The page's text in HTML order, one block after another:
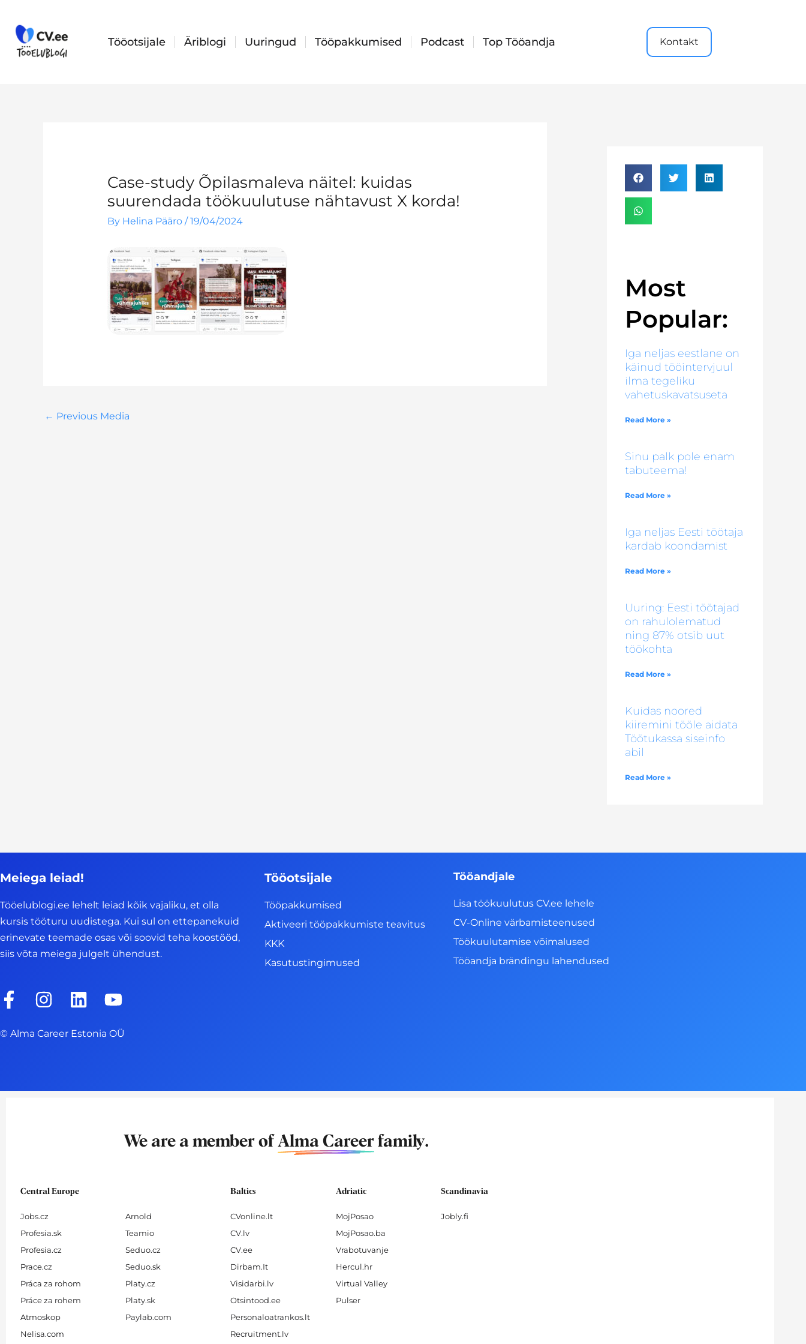
content
Tööotsijale Äriblogi Uuringud Tööpakkumised Podcast Top Tööandja Kontakt
Case-study Õpilasmaleva näitel: kuidas
suurendada töökuulutuse nähtavust X korda!
By Helina Pääro /19/04/2024
← Previous Media
Most
Popular:
Iga neljas eestlane on
käinud tööintervjuul
ilma tegeliku
vahetuskavatsuseta
Read More »
Sinu palk pole enam
tabuteema!
Read More »
Iga neljas Eesti töötaja
kardab koondamist
Read More »
Uuring: Eesti töötajad
on rahulolematud
ning 87% otsib uut
töökohta
Read More »
Kuidas noored
kiiremini tööle aidata
Töötukassa siseinfo
abil
Read More »
Meiega leiad!
Tööelublogi.ee lehelt leiad kõik vajaliku, et olla
kursis tööturu uudistega. Kui sul on ettepanekuid
erinevate teemade osas või soovid teha koostööd,
siis võta meiega julgelt ühendust.
F
c
o
I
s
g
L
n
d
Y
u
b
© Alma Career Estonia OÜ
Tööotsijale
Tööpakkumised
Aktiveeri tööpakkumiste teavitus
KKK
Kasutustingimused
Tööandjale
Lisa töökuulutus CV.ee lehele
CV-Online värbamisteenused
Töökuulutamise võimalused
Tööandja brändingu lahendused
We are a member of Alma Careerfamily.
Central Europe
Jobs.cz
Profesia.sk
Profesia.cz
Prace.cz
Práca za rohom
Práce za rohem
Atmoskop
Nelisa.com
Arnold
Teamio
Seduo.cz
Seduo.sk
Platy.cz
Platy.sk
Paylab.com
Baltics
CVonline.lt
CV.lv
CV.ee
Dirbam.It
Visidarbi.lv
Otsintood.ee
Personaloatrankos.lt
Recruitment.lv
Adriatic
MojPosao
MojPosao.ba
Vrabotuvanje
Hercul.hr
Virtual Valley
Pulser
Scandinavia
Jobly.fi